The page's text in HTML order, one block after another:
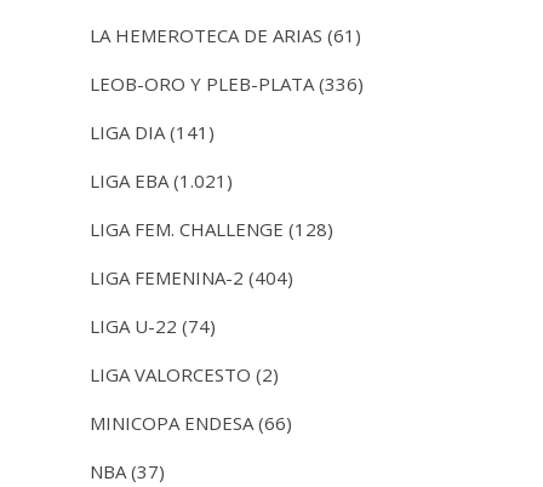
LA HEMEROTECA DE ARIAS (61)
LEOB-ORO Y PLEB-PLATA (336)
LIGA DIA (141)
LIGA EBA (1.021)
LIGA FEM. CHALLENGE (128)
LIGA FEMENINA-2 (404)
LIGA U-22 (74)
LIGA VALORCESTO (2)
MINICOPA ENDESA (66)
NBA (37)